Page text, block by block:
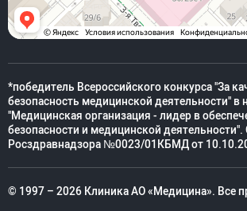
*победитель Всероссийского конкурса "За
безопасность медицинской деятельности" в
"Медицинская организация - лидер в
безопасности и медицинской
Росздравнадзора №0023/01КБМД от
© 1997 – 2026 Клиника АО «Медицина». Все